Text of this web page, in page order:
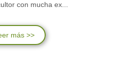
con mucha ex...
más >>